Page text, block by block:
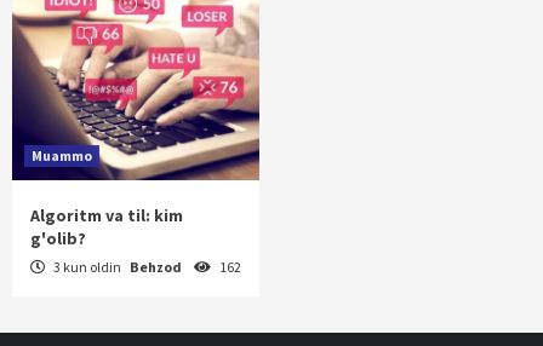
Muammo
Algoritm va til: kim
g'olib?
3 kun oldin Behzod 162